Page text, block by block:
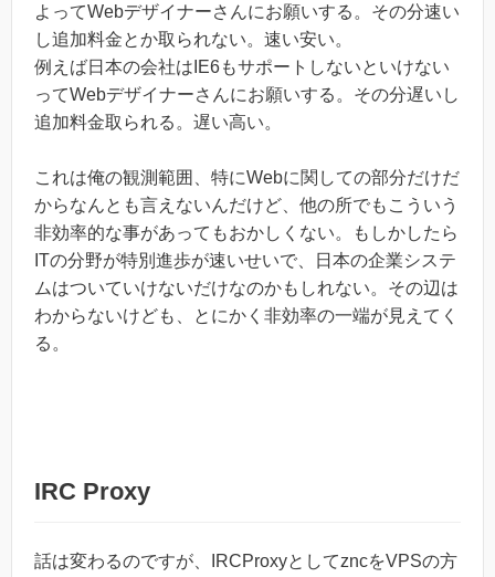
よってWebデザイナーさんにお願いする。その分速い
し追加料金とか取られない。速い安い。
例えば日本の会社はIE6もサポートしないといけない
ってWebデザイナーさんにお願いする。その分遅いし
追加料金取られる。遅い高い。
これは俺の観測範囲、特にWebに関しての部分だけだ
からなんとも言えないんだけど、他の所でもこういう
非効率的な事があってもおかしくない。もしかしたら
ITの分野が特別進歩が速いせいで、日本の企業システ
ムはついていけないだけなのかもしれない。その辺は
わからないけども、とにかく非効率の一端が見えてく
る。
IRC Proxy
話は変わるのですが、IRCProxyとしてzncをVPSの方